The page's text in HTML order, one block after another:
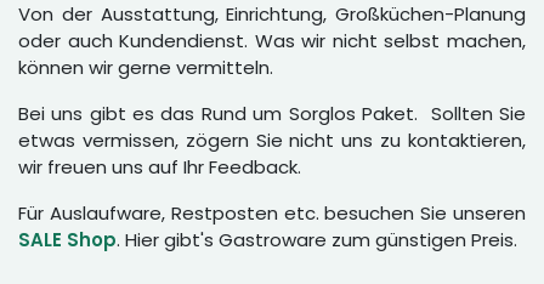
Von der Ausstattung, Einrichtung, Großküchen-Planung
oder auch Kundendienst. Was wir nicht selbst machen,
können wir gerne vermitteln.
Bei uns gibt es das Rund um Sorglos Paket. Sollten Sie
etwas vermissen, zögern Sie nicht uns zu kontaktieren,
wir freuen uns auf Ihr Feedback.
Für Auslaufware, Restposten etc. besuchen Sie unseren
SALE Shop. Hier gibt's Gastroware zum günstigen Preis.